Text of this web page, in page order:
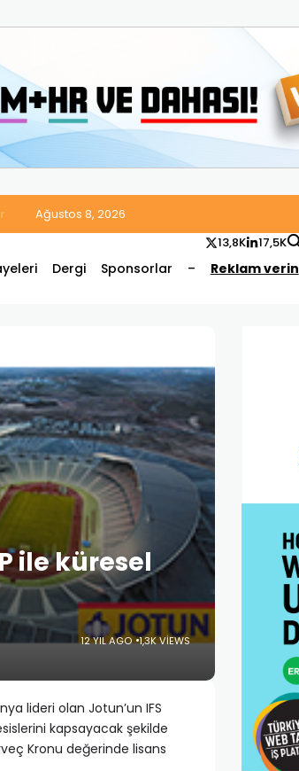
Tek Platformda Birleştirdi
Ağustos 8, 2026
Dergi Sponsorlar – Reklam verin
13,8K 17,5K
ile küresel
12 YIL AGO 1,3K VIEWS
lideri olan Jotun’un IFS
kapsayacak şekilde
Kronu değerinde lisans